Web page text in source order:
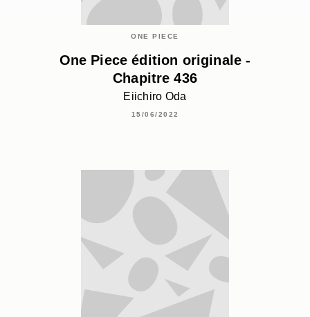
ONE PIECE
One Piece édition originale -
Chapitre 436
Eiichiro Oda
15/06/2022